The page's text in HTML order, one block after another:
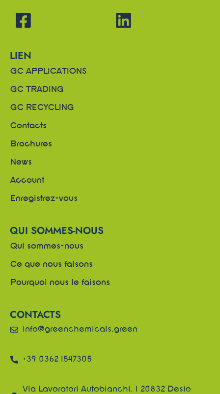
LIEN
GC APPLICATIONS
GC TRADING
GC RECYCLING
Contacts
Brochures
News
Account
Enregistrez-vous
QUI SOMMES-NOUS
Qui sommes-nous
Ce que nous faisons
Pourquoi nous le faisons
CONTACTS
info@greenchemicals.green
+39 0362 1547305
Via Lavoratori Autobianchi, 1 20832 Desio